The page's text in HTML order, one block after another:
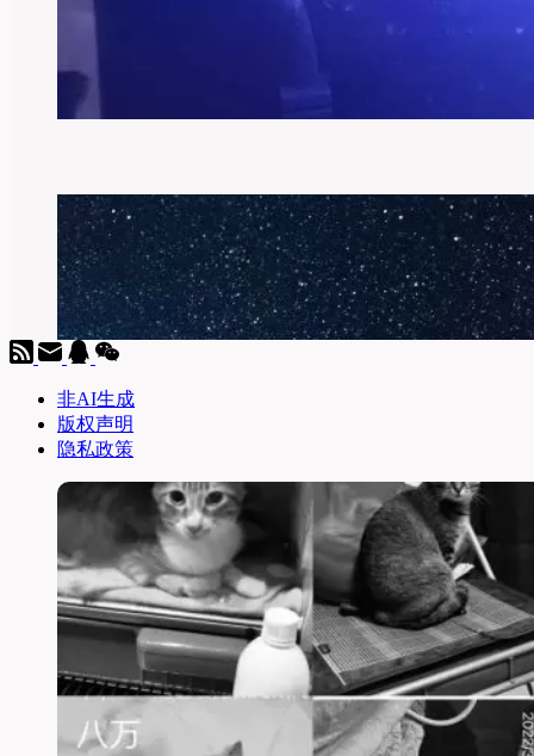
非AI生成
版权声明
隐私政策